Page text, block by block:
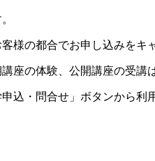
の都合でお申し込みをキ
の体験、公開講座の受講
・問合せ」ボタンから利